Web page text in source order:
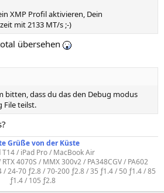
XMP Profil aktivieren, Dein
mit 2133 MT/s ;-)
übersehen
bitten, dass du das den Debug modus
File teilst.
Grüße von der Küste
T14 / iPad Pro / MacBook Air
4070S / MMX 300v2 / PA348CGV / PA602
24-70 ƒ2.8 / 70-200 ƒ2.8 / 35 ƒ1.4 / 50 ƒ1.4 / 85
ƒ1.4 / 105 ƒ2.8